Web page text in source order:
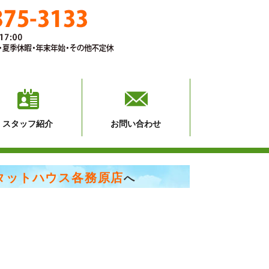
スタッフ紹介 お問い合わせ
ットハウス各務原店へ